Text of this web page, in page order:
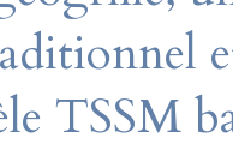
TSSM